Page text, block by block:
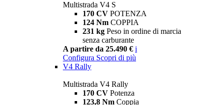
Multistrada V4 S
170 CV POTENZA
124 Nm COPPIA
231 kg Peso in ordine di marcia
senza carburante
A partire da 25.490 € i
Configura Scopri di più
V4 Rally
Multistrada V4 Rally
170 CV Potenza
123,8 Nm Coppia